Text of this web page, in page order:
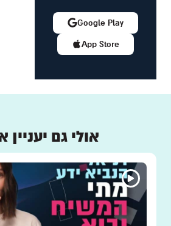
App Store
Google Play
אולי גם יעניין